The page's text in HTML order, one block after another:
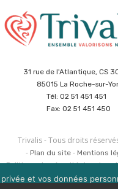
31 rue de l'Atlantique, CS
85015 La Roche-sur-
Tél: 02 51 451 451
Fax: 02 51 451 450
Trivalis - Tous droits
Plan du site
Mentions
Politique de sécurité des
Réalisation :Agence CUBE&
et vos données